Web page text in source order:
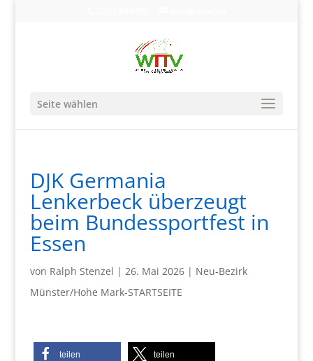
Seite wählen
DJK Germania
Lenkerbeck überzeugt
beim Bundessportfest in
Essen
von Ralph Stenzel | 26. Mai 2026| Neu-Bezirk
Münster/Hohe Mark-STARTSEITE
teilen teilen